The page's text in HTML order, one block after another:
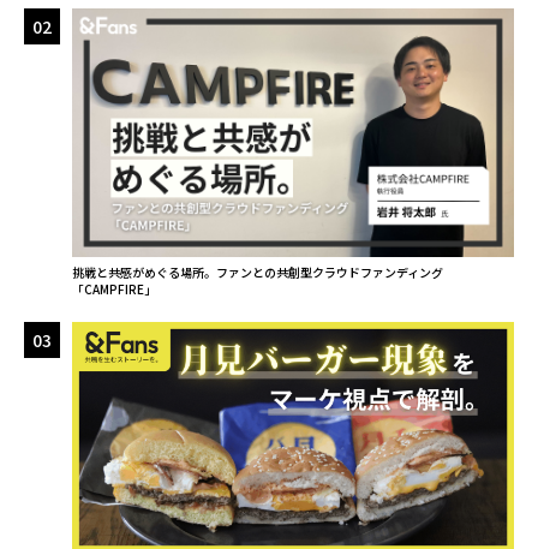
02
挑戦と共感がめぐる場所。ファンとの共創型クラウドファンディング
「CAMPFIRE」
03